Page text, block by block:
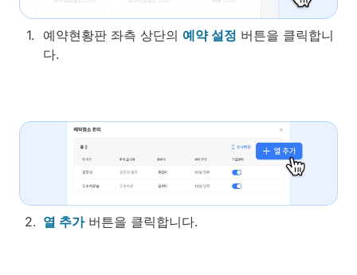
1. 예약현황판 좌측 상단의 예약 설정 버튼을 클릭합니
다.
2. 열 추가 버튼을 클릭합니다.